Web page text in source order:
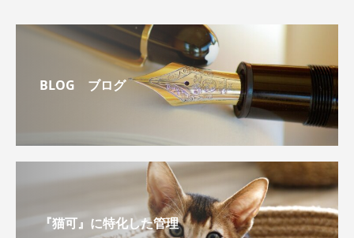
BLOG ブログ
『猫可』に特化した管理